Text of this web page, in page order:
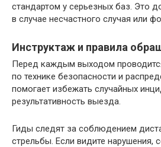
стандартом у серьезных баз. Это
в случае несчастного случая или
Инструктаж и правила
Перед каждым выходом
по технике безопасности и
помогает избежать случайных
результативность выезда.
Гиды следят за соблюдением
стрельбы. Если видите нарушения,